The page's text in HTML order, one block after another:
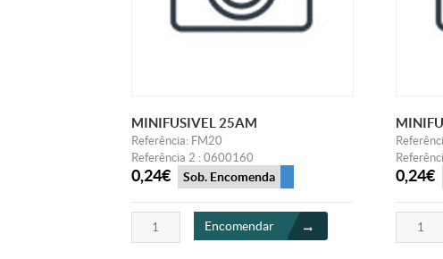
MINIFUSIVEL 25AM
Referência: FM20
Referência 2 : 0600160
0,24€ Sob. Encomenda
Encomendar
0,24€